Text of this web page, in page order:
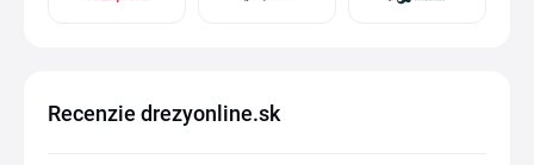
Recenzie drezyonline.sk